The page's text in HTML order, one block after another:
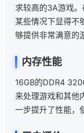
求较高的3A游戏
某些情况下显得不
够提供非常满意的
内存性能
16GB的DDR4
来处理游戏和其他
一步提升了性能，